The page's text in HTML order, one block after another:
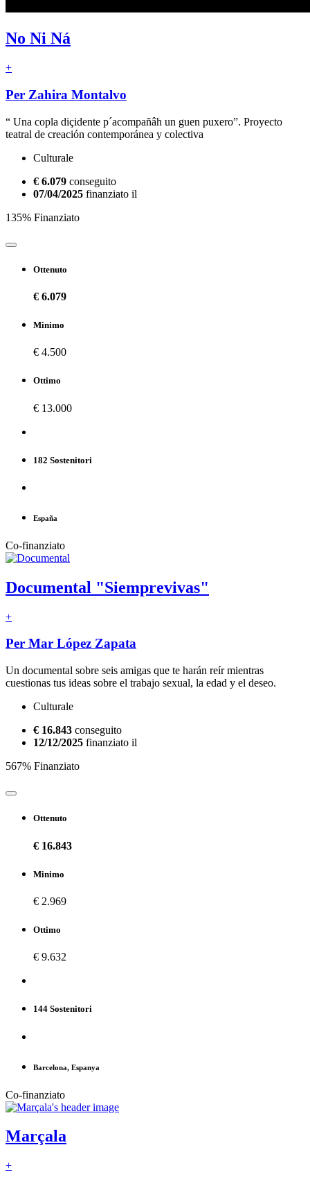
No Ni Ná
+
Per Zahira Montalvo
“ Una copla diçidente p´acompañâh un guen puxero”. Proyecto
teatral de creación contemporánea y colectiva
Culturale
€ 6.079 conseguito
07/04/2025 finanziato il
135% Finanziato
Ottenuto
€ 6.079
Minimo
€ 4.500
Ottimo
€ 13.000
182 Sostenitori
España
Co-finanziato
Documental "Siemprevivas"
+
Per Mar López Zapata
Un documental sobre seis amigas que te harán reír mientras
cuestionas tus ideas sobre el trabajo sexual, la edad y el deseo.
Culturale
€ 16.843 conseguito
12/12/2025 finanziato il
567% Finanziato
Ottenuto
€ 16.843
Minimo
€ 2.969
Ottimo
€ 9.632
144 Sostenitori
Barcelona, Espanya
Co-finanziato
Marçala
+